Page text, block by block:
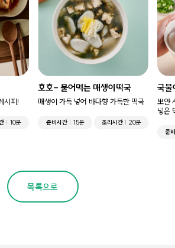
시피!
10분
호호- 불어먹는 매생이떡국
매생이 가득 넣어 바다향 가득한 떡국
준비시간 15분 조리시간 20분
국물
뽀얀
넣은
준
목록으로